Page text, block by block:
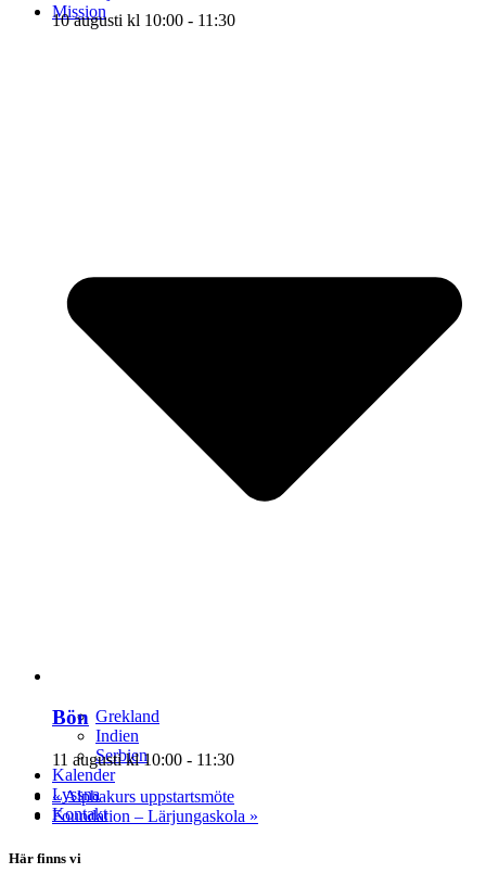
Mission
Grekland
Indien
Serbien
Kalender
Lyssna
Kontakt
10 augusti kl 10:00 - 11:30
Bön
11 augusti kl 10:00 - 11:30
«Alphakurs uppstartsmöte
Foundation – Lärjungaskola »
Här finns vi